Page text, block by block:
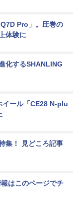
Pro」。圧巻の
体験に
化するSHANLING
イール「CE28 N-plu
集！ 見どころ記事
はこのページでチ